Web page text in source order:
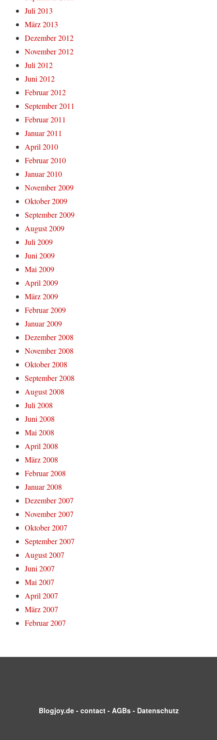
Juli 2013
März 2013
Dezember 2012
November 2012
Juli 2012
Juni 2012
Februar 2012
September 2011
Februar 2011
Januar 2011
April 2010
Februar 2010
Januar 2010
November 2009
Oktober 2009
September 2009
August 2009
Juli 2009
Juni 2009
Mai 2009
April 2009
März 2009
Februar 2009
Januar 2009
Dezember 2008
November 2008
Oktober 2008
September 2008
August 2008
Juli 2008
Juni 2008
Mai 2008
April 2008
März 2008
Februar 2008
Januar 2008
Dezember 2007
November 2007
Oktober 2007
September 2007
August 2007
Juni 2007
Mai 2007
April 2007
März 2007
Februar 2007
Blogjoy.de- contact- AGBs- Datenschutz